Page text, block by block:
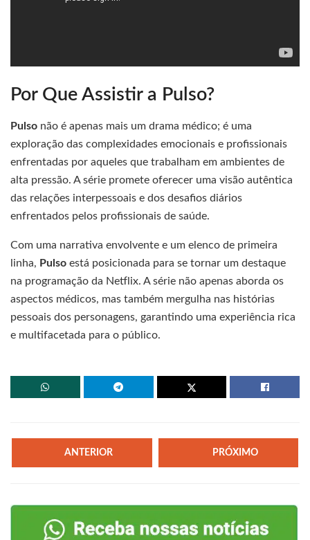
Por Que Assistir a Pulso?
Pulso não é apenas mais um drama médico; é uma
exploração das complexidades emocionais e profissionais
enfrentadas por aqueles que trabalham em ambientes de
alta pressão. A série promete oferecer uma visão autêntica
das relações interpessoais e dos desafios diários
enfrentados pelos profissionais de saúde.
Com uma narrativa envolvente e um elenco de primeira
linha, Pulso está posicionada para se tornar um destaque
na programação da Netflix. A série não apenas aborda os
aspectos médicos, mas também mergulha nas histórias
pessoais dos personagens, garantindo uma experiência rica
e multifacetada para o público.
ANTERIOR PRÓXIMO